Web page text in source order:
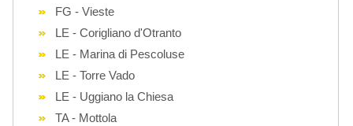
FG - Vieste
LE - Corigliano d'Otranto
LE - Marina di Pescoluse
LE - Torre Vado
LE - Uggiano la Chiesa
TA - Mottola